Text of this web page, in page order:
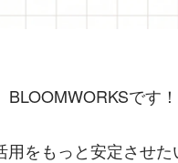
BLOOMWORKSです！
用をもっと安定させ